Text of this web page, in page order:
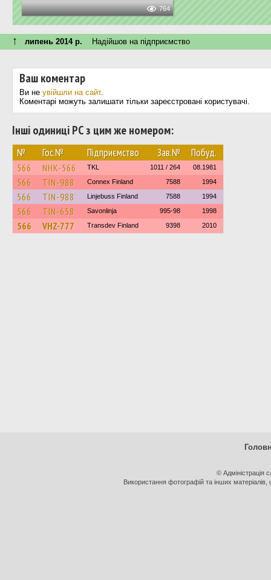
764
↑ липень 2014 р. Надійшов на підприємство
Ваш коментар
Ви не увійшли на сайт.
Коментарі можуть залишати тільки зареєстровані користувачі.
Інші одиниці РС з цим же номером:
№ Гос.№ Підприємство Зав.№ Побуд.
566 NHK-566 TKL 1011 / 264 08.1981
566 TIN-988 Connex Finland 7588 1994
566 TIN-988 Linjebuss Finland 7588 1994
566 TIN-658 Savonlinja 995-98 1998
566 VHZ-777 Transdev Finland 9398 2010
© Адміністрація
Використання фотографій та інших матеріалів,